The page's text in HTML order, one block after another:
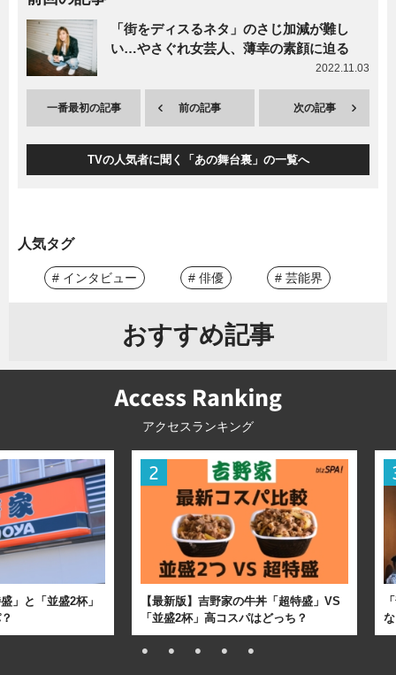
「街をディスるネタ」のさじ加減が難し
い…やさぐれ女芸人、薄幸の素顔に迫る
2022.11.03
一番最初の記事 前の記事 次の記事
TVの人気者に聞く「あの舞台裏」の一覧へ
人気タグ
# インタビュー # 俳優 # 芸能界
おすすめ記事
アクセスランキング
」と「並盛2杯」
【最新版】吉野家の牛丼「超特盛」VS
「並盛2杯」高コスパはどっち？